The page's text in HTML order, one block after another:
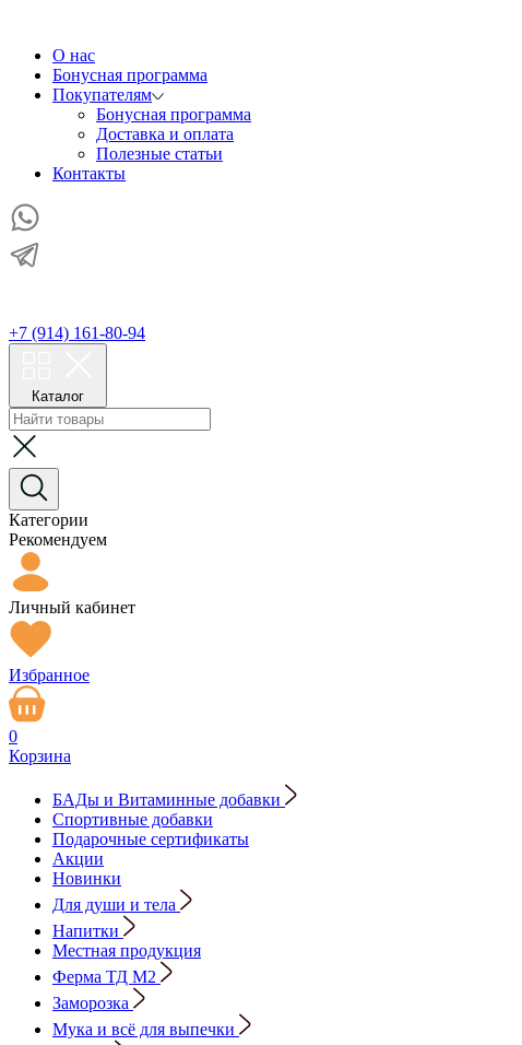
О нас
Бонусная программа
Покупателям
Бонусная программа
Доставка и оплата
Полезные статьи
Контакты
+7 (914) 161-80-94
Каталог
Категории
Рекомендуем
Личный кабинет
Избранное
0
Корзина
БАДы и Витаминные добавки
Спортивные добавки
Подарочные сертификаты
Акции
Новинки
Для души и тела
Напитки
Местная продукция
Ферма ТД М2
Заморозка
Мука и всё для выпечки